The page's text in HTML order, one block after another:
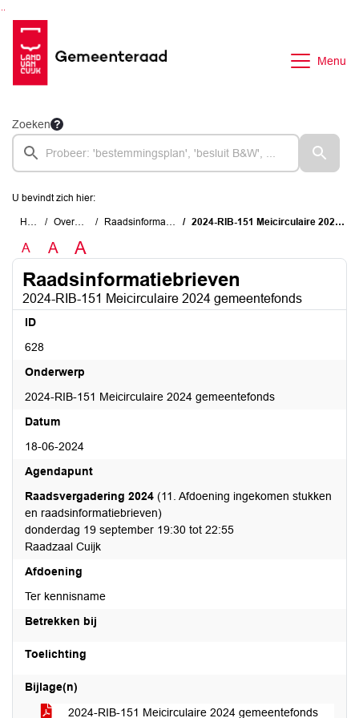
Menu
Zoeken
U bevindt zich hier:
Home Overzichten Raadsinformatiebrieven 2024-RIB-151 Meicirculaire 2024 gemeentefonds
A A A
Raadsinformatiebrieven
2024-RIB-151 Meicirculaire 2024 gemeentefonds
ID
628
Onderwerp
2024-RIB-151 Meicirculaire 2024 gemeentefonds
Datum
18-06-2024
Agendapunt
Raadsvergadering 2024 (11. Afdoening ingekomen stukken
en raadsinformatiebrieven)
donderdag 19 september 19:30 tot 22:55
Raadzaal Cuijk
Afdoening
Ter kennisname
Betrekken bij
Toelichting
Bijlage(n)
2024-RIB-151 Meicirculaire 2024 gemeentefonds